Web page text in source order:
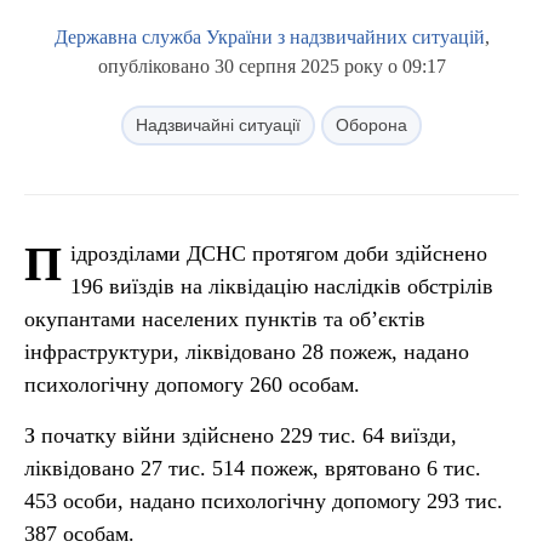
Державна служба України з надзвичайних ситуацій,
опубліковано 30 серпня 2025 року о 09:17
Надзвичайні ситуації Оборона
П ідрозділами ДСНС протягом доби здійснено
196 виїздів на ліквідацію наслідків обстрілів
окупантами населених пунктів та об’єктів
інфраструктури, ліквідовано 28 пожеж, надано
психологічну допомогу 260 особам.
З початку війни здійснено 229 тис. 64 виїзди,
ліквідовано 27 тис. 514 пожеж, врятовано 6 тис.
453 особи, надано психологічну допомогу 293 тис.
387 особам.